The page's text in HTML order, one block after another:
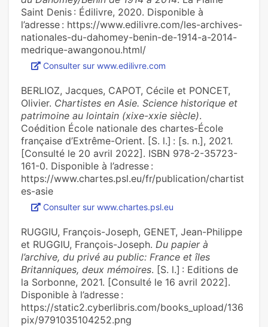
Saint Denis : Édilivre, 2020. Disponible à
l’adresse : https://www.edilivre.com/les-archives-
nationales-du-dahomey-benin-de-1914-a-2014-
medrique-awangonou.html/
Consulter sur www.edilivre.com
BERLIOZ, Jacques, CAPOT, Cécile et PONCET,
Olivier. Chartistes en Asie. Science historique et
patrimoine au lointain (xixe-xxie siècle).
Coédition École nationale des chartes-École
française d’Extrême-Orient. [S. l.] : [s. n.], 2021.
[Consulté le 20 avril 2022]. ISBN 978-2-35723-
161-0. Disponible à l’adresse :
https://www.chartes.psl.eu/fr/publication/chartist
es-asie
Consulter sur www.chartes.psl.eu
RUGGIU, François-Joseph, GENET, Jean-Philippe
et RUGGIU, François-Joseph. Du papier à
l’archive, du privé au public: France et îles
Britanniques, deux mémoires. [S. l.] : Editions de
la Sorbonne, 2021. [Consulté le 16 avril 2022].
Disponible à l’adresse :
https://static2.cyberlibris.com/books_upload/136
pix/9791035104252.png